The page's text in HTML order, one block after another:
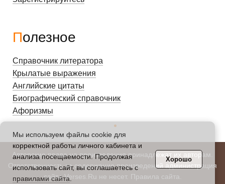
Полезное
Справочник литератора
Крылатые выражения
Английские цитаты
Биографический справочник
Афоризмы
Авторские права на произведения принадлежат их авторам.
Ответственность за содержание произведений администрация
сайта Verses.Ru не несет. Правила сайта
Мы используем файлы cookie для
корректной работы личного кабинета и
анализа посещаемости. Продолжая
использовать сайт, вы соглашаетесь с
правилами сайта.
Хорошо